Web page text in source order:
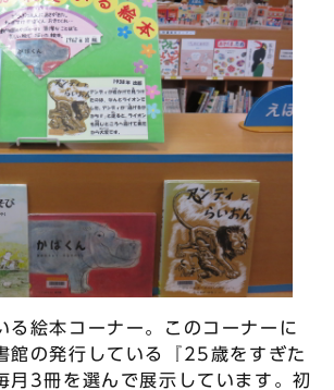
る絵本コーナー。このコーナーに
館の発行している『25歳をすぎた
月3冊を選んで展示しています。初